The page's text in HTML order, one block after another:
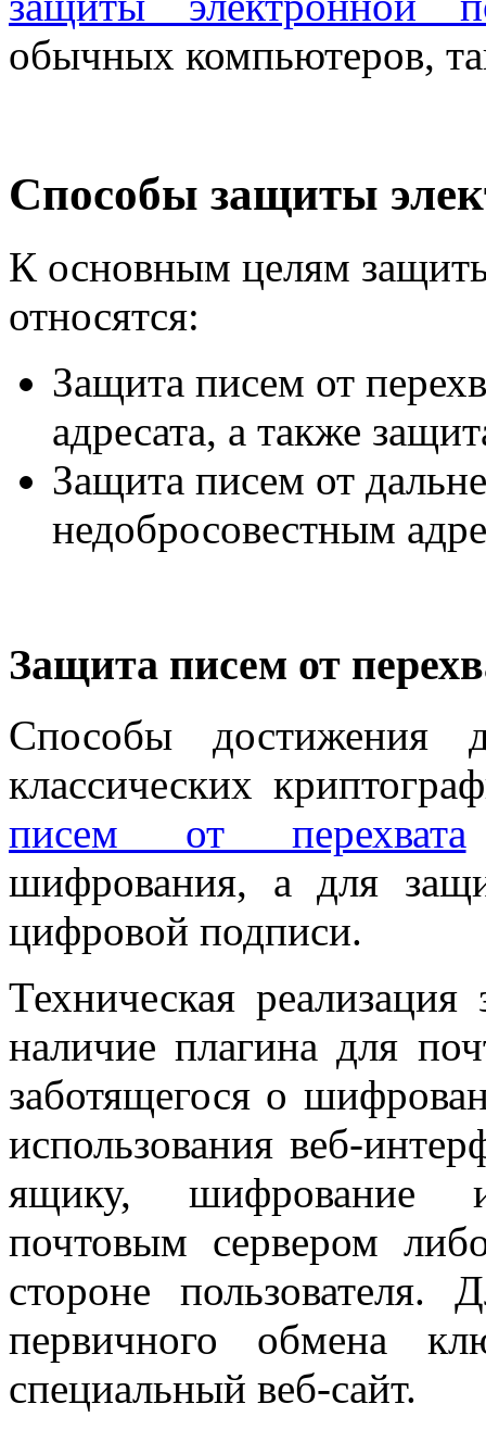
обычных компьютеров,
Способы защиты
К основным целям
относятся:
Защита писем от
адресата, а также
Защита писем от
недобросовестным
Защита писем от
Способы достижения
классических
писем от перехвата
шифрования, а для
цифровой подписи.
Техническая
наличие плагина для
заботящегося о
использования веб-
ящику, шифрование
почтовым сервером
стороне пользователя.
первичного обмена
специальный веб-сайт.